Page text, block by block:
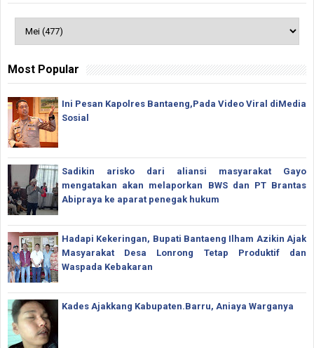
Most Popular
Ini Pesan Kapolres Bantaeng,Pada Video Viral diMedia
Sosial
Sadikin arisko dari aliansi masyarakat Gayo
mengatakan akan melaporkan BWS dan PT Brantas
Abipraya ke aparat penegak hukum
Hadapi Kekeringan, Bupati Bantaeng Ilham Azikin Ajak
Masyarakat Desa Lonrong Tetap Produktif dan
Waspada Kebakaran
Kades Ajakkang Kabupaten.Barru, Aniaya Warganya